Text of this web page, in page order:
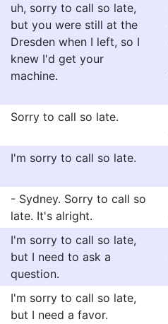
uh, sorry to call so late,
but you were still at the
Dresden when I left, so I
knew I'd get your
machine.
Sorry to call so late.
I'm sorry to call so late.
- Sydney. Sorry to call so
late. It's alright.
I'm sorry to call so late,
but I need to ask a
question.
I'm sorry to call so late,
but I need a favor.